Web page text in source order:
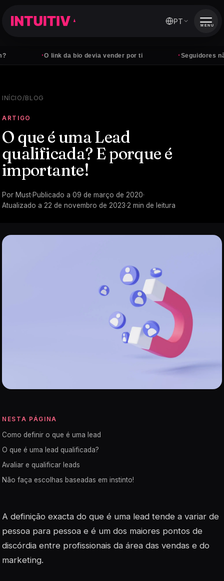
O link da bio devia vender por ti Seguidores não
PT MENU
INÍCIO/BLOG
ARTIGO
O que é uma Lead
qualificada? E porque é
importante!
Por Must·Publicado a 09 de março de 2020·
Atualizado a 22 de novembro de 2023·2 min de leitura
NESTA PÁGINA
Como definir o que é uma lead
O que é uma lead qualificada?
Avaliar e qualificar leads
Não faça escolhas baseadas em instinto!
A definição exacta do que é uma lead tende a variar de
pessoa para pessoa e é um dos maiores pontos de
discórdia entre profissionais da área das vendas e do
marketing.